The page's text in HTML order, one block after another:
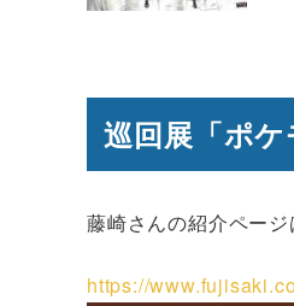
巡回展「ポ
藤崎さんの紹介ペー
https://